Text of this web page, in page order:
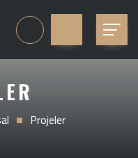
Projeler